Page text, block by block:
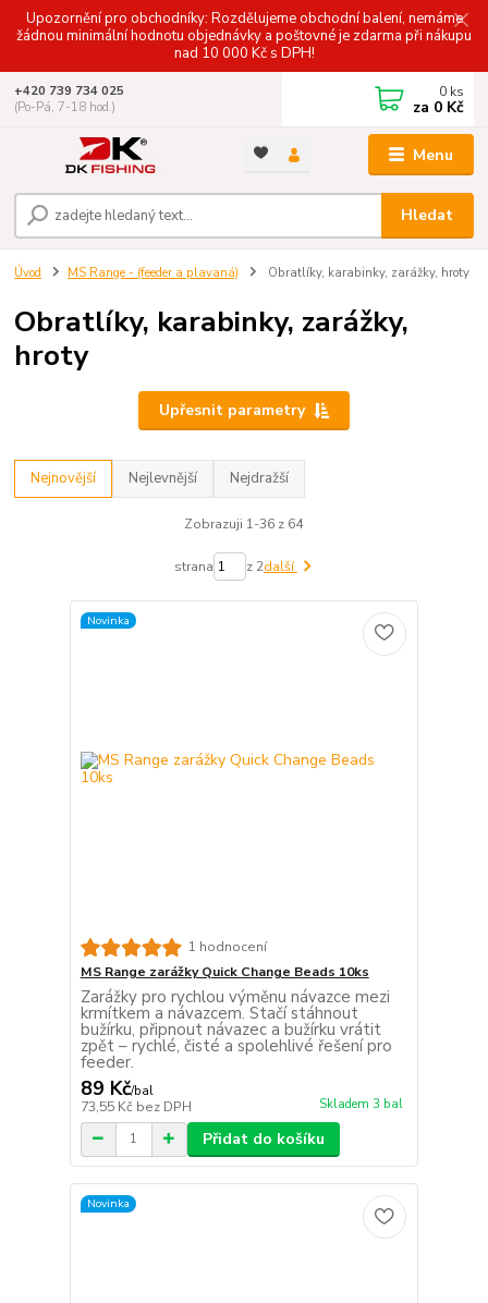
Upozornění pro obchodníky: Rozdělujeme obchodní balení, nemáme
žádnou minimální hodnotu objednávky a poštovné je zdarma při nákupu
nad 10 000 Kč s DPH!
Menu
Hledat
+420 739 734 025
(Po-Pá, 7-18 hod.)
0 ks
za 0 Kč
Úvod MS Range - (feeder a plavaná) Obratlíky, karabinky, zarážky, hroty
Obratlíky, karabinky, zarážky,
hroty
Upřesnit parametry
Nejnovější Nejlevnější Nejdražší
Zobrazuji 1-36 z 64
strana z 2další
Novinka
1 hodnocení
MS Range zarážky Quick Change Beads 10ks
Zarážky pro rychlou výměnu návazce mezi
krmítkem a návazcem. Stačí stáhnout
bužírku, připnout návazec a bužírku vrátit
zpět – rychlé, čisté a spolehlivé řešení pro
feeder.
89 Kč/bal
73,55 Kč bez DPH Skladem 3 bal
Přidat do košíku
Novinka